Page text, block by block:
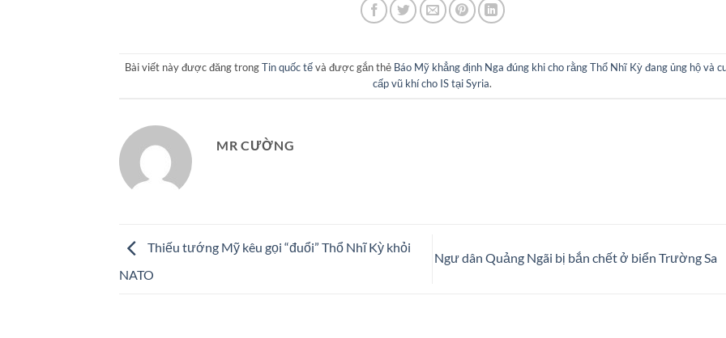
Bài viết này được đăng trongTin quốc tếvà được gắn thẻ Báo Mỹ khẳng định Nga đúng khi cho rằng Thổ Nhĩ Kỳ đang ủng hộ và
cấp vũ khí cho IS tại Syria.
MR CƯỜNG
Thiếu tướng Mỹ kêu gọi “đuổi” Thổ Nhĩ Kỳ khỏi
NATO
Ngư dân Quảng Ngãi bị bắn chết ở biển Trường Sa